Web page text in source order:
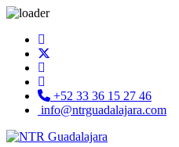
+52 33 36 15 27 46
info@ntrguadalajara.com